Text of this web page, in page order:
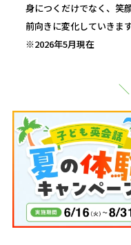
身につくだけでなく、笑
前向きに変化していきます
※2026年5月現在